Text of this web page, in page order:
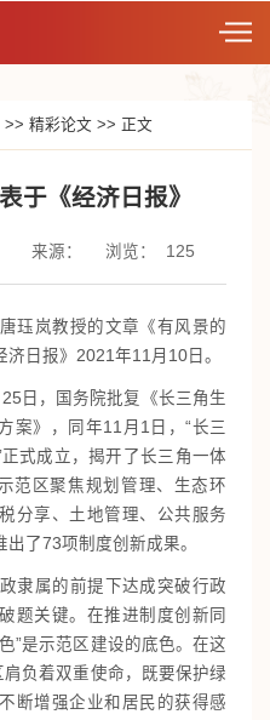
>> 精彩论文>> 正文
于《经济日报》
来源： 浏览： 125
珏岚教授的文章《有风景的
日报》2021年11月10日。
日，国务院批复《长三角生
案》，同年11月1日，“长三
式成立，揭开了长三角一体
范区聚焦规划管理、生态环
分享、土地管理、公共服务
了73项制度创新成果。
隶属的前提下达成突破行政
题关键。在推进制度创新同
”是示范区建设的底色。在这
肩负着双重使命，既要保护绿
断增强企业和居民的获得感